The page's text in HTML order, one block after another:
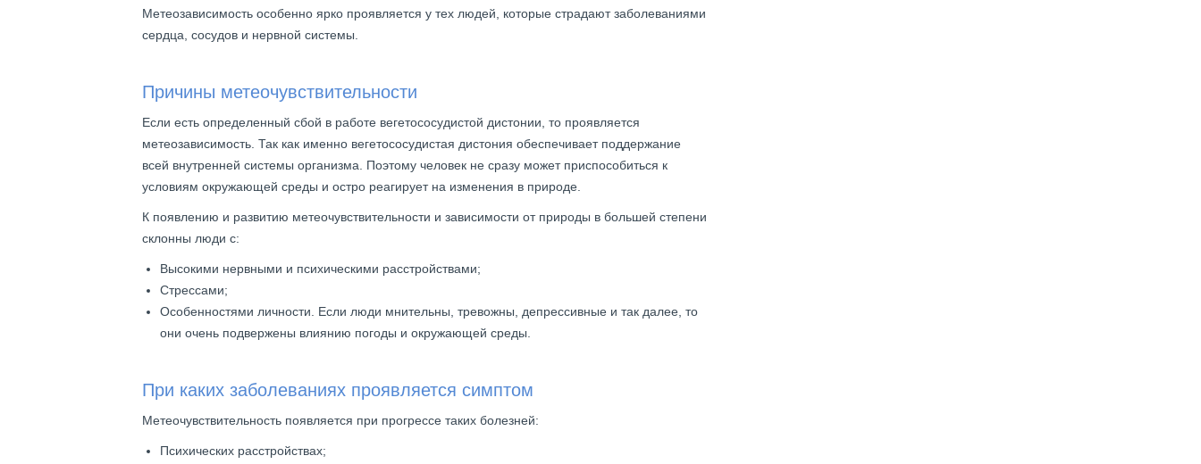
Метеозависимость особенно ярко проявляется у тех людей, которые страдают заболеваниями
сердца, сосудов и нервной системы.
Причины метеочувствительности
Если есть определенный сбой в работе вегетососудистой дистонии, то проявляется
метеозависимость. Так как именно вегетососудистая дистония обеспечивает поддержание
всей внутренней системы организма. Поэтому человек не сразу может приспособиться к
условиям окружающей среды и остро реагирует на изменения в природе.
К появлению и развитию метеочувствительности и зависимости от природы в большей степени
склонны люди с:
Высокими нервными и психическими расстройствами;
Стрессами;
Особенностями личности. Если люди мнительны, тревожны, депрессивные и так далее, то
они очень подвержены влиянию погоды и окружающей среды.
При каких заболеваниях проявляется симптом
Метеочувствительность появляется при прогрессе таких болезней:
Психических расстройствах;